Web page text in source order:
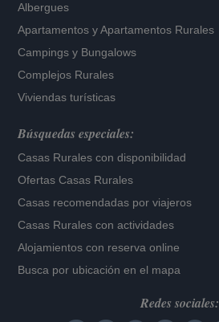
Albergues
Apartamentos yApartamentos Rurales
Campings y Bungalows
Complejos Rurales
Viviendas turísticas
Búsquedas especiales:
Casas Rurales con disponibilidad
Ofertas Casas Rurales
Casas recomendadas por viajeros
Casas Rurales con actividades
Alojamientos con reserva online
Busca por ubicación en el mapa
Redes sociales: